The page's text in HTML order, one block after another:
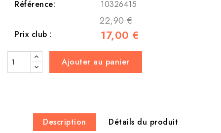
Référence: 10326415
22,90 €
Prix club : 17,00 €
Ajouter au panier
Description Détails du produit